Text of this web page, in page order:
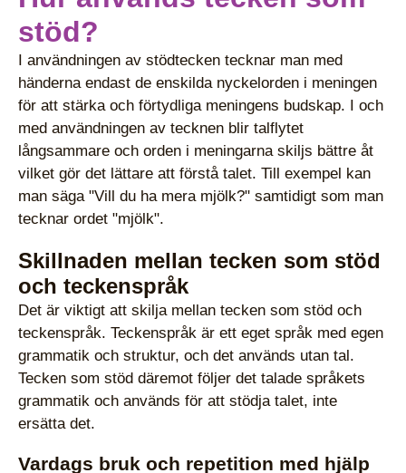
stöd?
I användningen av stödtecken tecknar man med
händerna endast de enskilda nyckelorden i meningen
för att stärka och förtydliga meningens budskap. I och
med användningen av tecknen blir talflytet
långsammare och orden i meningarna skiljs bättre åt
vilket gör det lättare att förstå talet. Till exempel kan
man säga "Vill du ha mera mjölk?" samtidigt som man
tecknar ordet "mjölk".
Skillnaden mellan tecken som stöd
och teckenspråk
Det är viktigt att skilja mellan tecken som stöd och
teckenspråk. Teckenspråk är ett eget språk med egen
grammatik och struktur, och det används utan tal.
Tecken som stöd däremot följer det talade språkets
grammatik och används för att stödja talet, inte
ersätta det.
Vardags bruk och repetition med hjälp